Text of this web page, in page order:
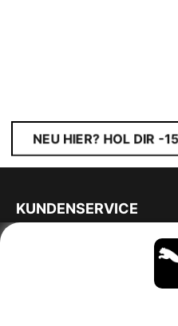
NEU HIER? HOL DIR -
KUNDENSERVICE
BLEIBE IMMER AUF